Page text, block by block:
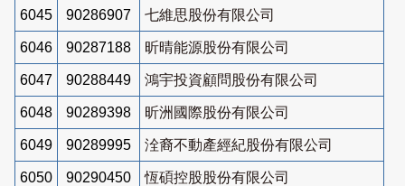
6045 90286907 七維思股份有限公司
6046 90287188 昕晴能源股份有限公司
6047 90288449 鴻宇投資顧問股份有限公司
6048 90289398 昕洲國際股份有限公司
6049 90289995 洤裔不動產經紀股份有限公司
6050 90290450
恆碩控股股份有限公司